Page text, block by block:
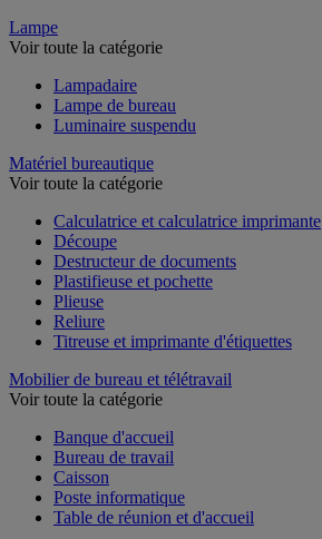
Lampe
Voir toute la catégorie
Lampadaire
Lampe de bureau
Luminaire suspendu
Matériel bureautique
Voir toute la catégorie
Calculatrice et calculatrice imprimante
Découpe
Destructeur de documents
Plastifieuse et pochette
Plieuse
Reliure
Titreuse et imprimante d'étiquettes
Mobilier de bureau et télétravail
Voir toute la catégorie
Banque d'accueil
Bureau de travail
Caisson
Poste informatique
Table de réunion et d'accueil